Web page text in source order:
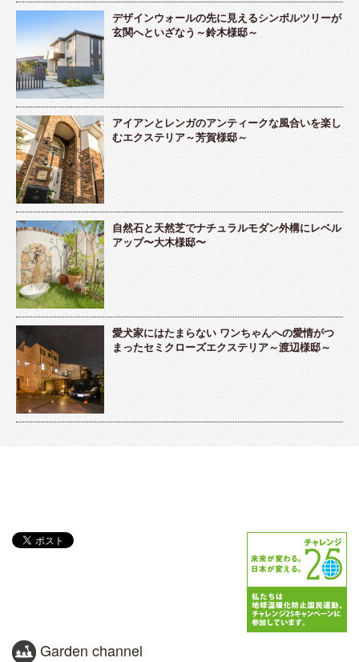
デザインウォールの先に見えるシンボルツリーが
玄関へといざなう～鈴木様邸～
アイアンとレンガのアンティークな風合いを楽し
むエクステリア～芳賀様邸～
自然石と天然芝でナチュラルモダン外構にレベル
アップ〜大木様邸〜
愛犬家にはたまらない ワンちゃんへの愛情がつ
まったセミクローズエクステリア～渡辺様邸～
Garden channel